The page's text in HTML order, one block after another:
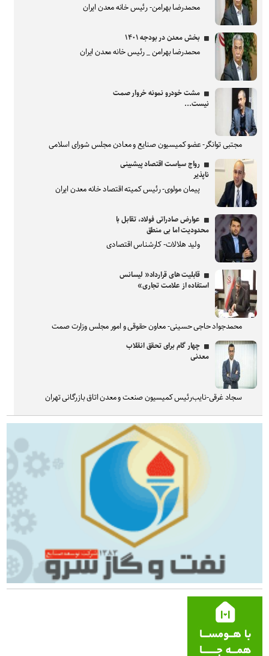
محمدرضا بهرامن- رئیس خانه معدن ایران
بخش معدن در بودجه ۱۴۰۱
محمدرضا بهرامن _ رئیس خانه معدن ایران
مشت خودرو نمونه خروار صمت
نیست...
مجتبی توانگر- عضو کمیسیون صنایع و معادن مجلس شورای اسلامی
رواج سیاست اقتصاد پیشبینی
ناپذیر
پیمان مولوی- رئیس کمیته اقتصاد خانه معدن ایران
عوارض صادراتی فولاد، تقابل با
محدودیت اما بی منطق
ولید هلالات- کارشناس اقتصادی
قابلیت های قرارداد« لیسانس
استفاده از علامت تجاری»
محمدجواد حاجی حسینی- معاون حقوقی و امور مجلس وزارت صمت
چهار گام برای تحقق انقلاب
معدنی
سجاد غرقی-نایب‌رئیس کمیسیون صنعت و معدن اتاق بازرگانی تهران